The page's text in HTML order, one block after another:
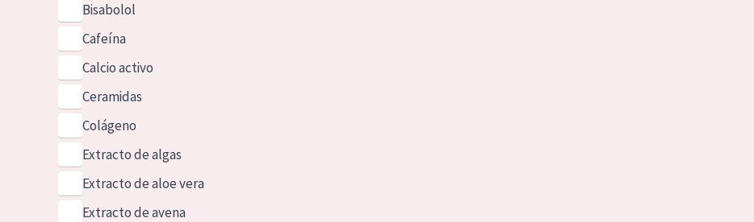
Bisabolol
Cafeína
Calcio activo
Ceramidas
Colágeno
Extracto de algas
Extracto de aloe vera
Extracto de avena